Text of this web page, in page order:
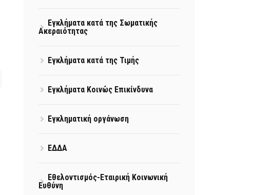
Εγκλήματα κατά της Σωματικής
Ακεραιότητας
Εγκλήματα κατά της Τιμής
Εγκλήματα Κοινώς Επικίνδυνα
Εγκληματική οργάνωση
ΕΔΔΑ
Εθελοντισμός-Εταιρική Κοινωνική
Ευθύνη